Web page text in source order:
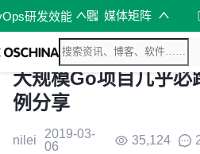
研发效能 媒体矩阵
大规模Go项目几乎必
例分享
nilei
2019-03-
06
35,124